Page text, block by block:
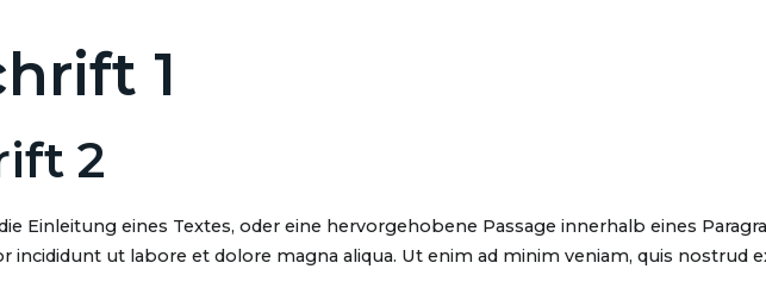
1
2
Einleitung eines Textes, oder eine hervorgehobene Passage innerhalb eines
incididunt ut labore et dolore magna aliqua. Ut enim ad minim veniam, quis nostrud